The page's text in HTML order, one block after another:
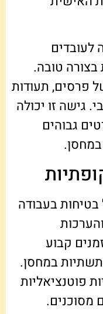
לעובדים
טובה.
פרסים, תעודות
גישה זו יכולה
גבוהים
בעבודה
קבוע
במחסן.
פוטנציאליות
מסוכנים.